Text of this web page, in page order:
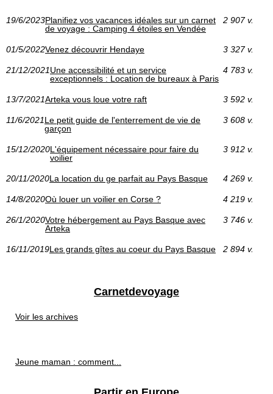
19/6/2023Planifiez vos vacances idéales sur un carnet
de voyage : Camping 4 étoiles en Vendée
2 907 v.
01/5/2022Venez découvrir Hendaye 3 327 v.
21/12/2021Une accessibilité et un service
exceptionnels : Location de bureaux à Paris
4 783 v.
13/7/2021Arteka vous loue votre raft 3 592 v.
11/6/2021Le petit guide de l'enterrement de vie de
garçon
3 608 v.
15/12/2020L'équipement nécessaire pour faire du
voilier
3 912 v.
20/11/2020La location du ge parfait au Pays Basque 4 269 v.
14/8/2020Où louer un voilier en Corse ? 4 219 v.
26/1/2020Votre hébergement au Pays Basque avec
Arteka
3 746 v.
16/11/2019Les grands gîtes au coeur du Pays Basque 2 894 v.
Carnetdevoyage
Voir les archives
Jeune maman : comment...